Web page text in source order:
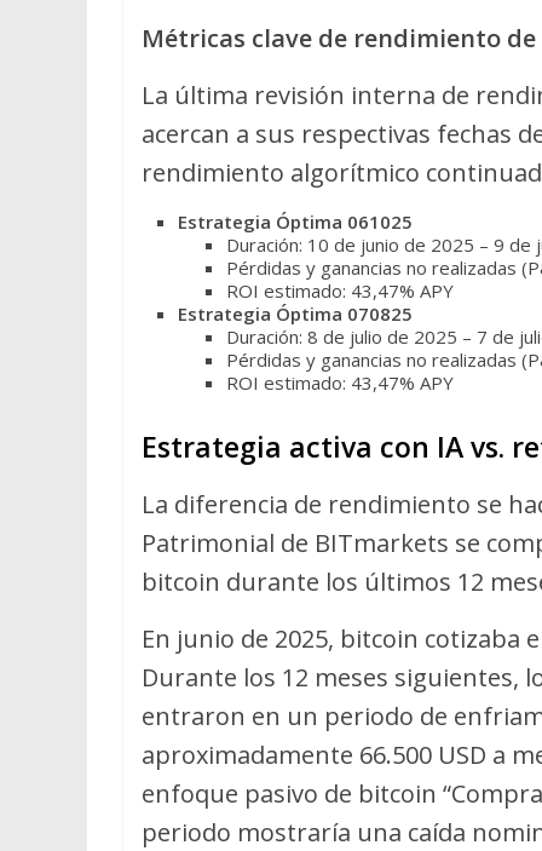
Métricas clave de rendimiento
La última revisión interna de
acercan a sus respectivas fechas
rendimiento algorítmico
Estrategia Óptima 061025
Duración: 10 de junio de 2025 – 9 de
Pérdidas y ganancias no realizadas
ROI estimado: 43,47% APY
Estrategia Óptima 070825
Duración: 8 de julio de 2025 – 7 de
Pérdidas y ganancias no realizadas
ROI estimado: 43,47% APY
Estrategia activa con IA vs.
La diferencia de rendimiento se
Patrimonial de BITmarkets se
bitcoin durante los últimos 12
En junio de 2025, bitcoin cotizaba
Durante los 12 meses siguientes,
entraron en un periodo de
aproximadamente 66.500 USD a
enfoque pasivo de bitcoin
periodo mostraría una caída